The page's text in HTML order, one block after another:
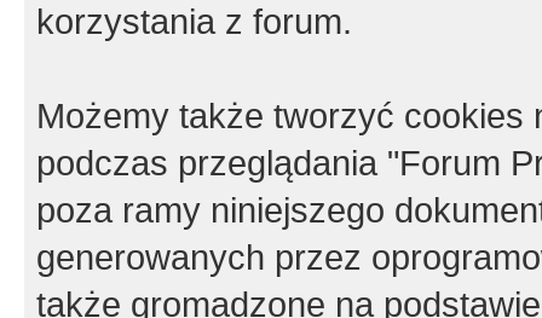
korzystania z forum.
Możemy także tworzyć cookies
podczas przeglądania "Forum
poza ramy niniejszego
generowanych przez
także gromadzone na